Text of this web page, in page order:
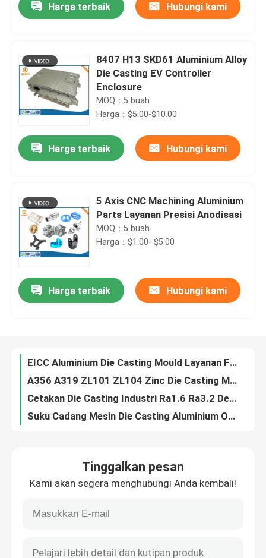
Rumah
Produk
Tentang kita
Kontrol kualitas
Hubungi kami
Pengecoran aluminium die
Suku Cadang EV
Bagian Mesin CNC
Harga terbaik Hubungi kami
8407 H13 SKD61 Aluminium Alloy
Die Casting EV Controller
Enclosure
MOQ：5 buah
Harga：$5.00-$10.00
Harga terbaik Hubungi kami
5 Axis CNC Machining Aluminium
Parts Layanan Presisi Anodisasi
MOQ：5 buah
Harga：$1.00- $5.00
Harga terbaik Hubungi kami
8407 H13 Die Casting Cetakan Desain Aluminium Alloy Zl101 A356 ADC12
Polishing Sandblasting Die Casting Aluminium Auto Parts Desain Disesuaikan
Layanan Plastik ABS POM Rapid Prototyping Mesin CNC Disesuaikan
ABS PMMA Industrial Plastic Moulding Auto Spare Parts Moulding Prototype
Aluminium 6061 CNC Rapid Prototyping Instrumen Medis yang Disesuaikan
Tinggalkan pesan
Kami akan segera menghubungi Anda kembali!